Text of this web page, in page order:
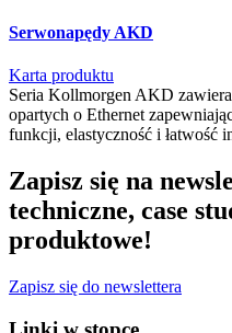
Serwonapędy AKD
Karta produktu
Seria Kollmorgen AKD
opartych o Ethernet
funkcji, elastyczność i łatwość
Zapisz się na
techniczne, case
produktowe!
Zapisz się do newslettera